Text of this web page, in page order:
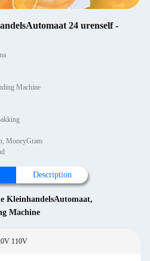
24 urenself -
Machine
MoneyGram
Description
KleinhandelsAutomaat,
Machine
110V